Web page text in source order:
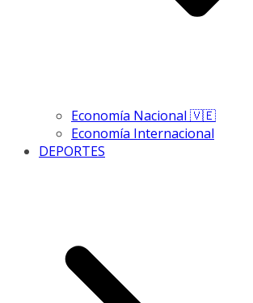
Economía Nacional 🇻🇪
Economía Internacional
DEPORTES